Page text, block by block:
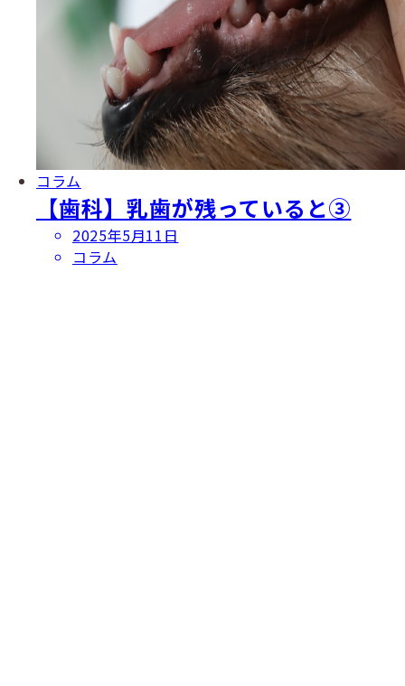
コラム
【歯科】乳歯が残っていると③
投
稿
2025年5月11日
コラム